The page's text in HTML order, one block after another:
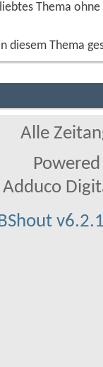
Thema
diesem Thema
Alle